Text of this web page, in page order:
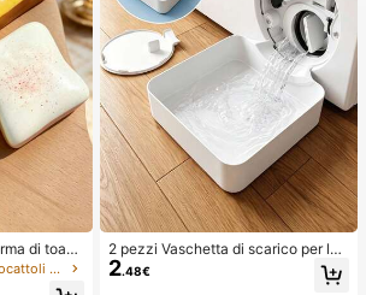
di toast
giocattol
al burr
in Kit di giocattoli da viaggio Giocattoli da spre
2 pezzi Vaschetta di scarico per lav
atrice, Tappetino di protezione imp
ermeabile per pavimento della lava
2.48€